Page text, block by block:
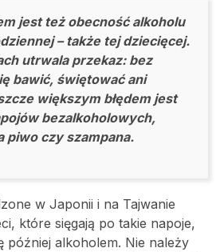
jest też obecność alkoholu
– także tej dziecięcej.
utrwala przekaz: bez
bawić, świętować ani
większym błędem jest
bezalkoholowych,
piwo czy szampana.
w Japonii i na Tajwanie
które sięgają po takie napoje,
później alkoholem. Nie należy